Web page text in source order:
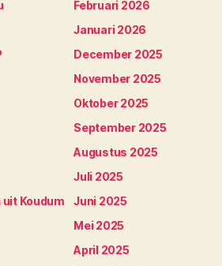
Koudum
Februari 2026
Januari 2026
December 2025
November 2025
Oktober 2025
September 2025
Augustus 2025
Juli 2025
Juni 2025
Mei 2025
April 2025